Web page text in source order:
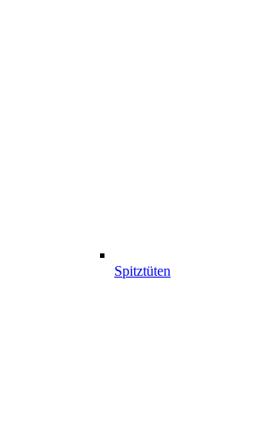
Spitztüten